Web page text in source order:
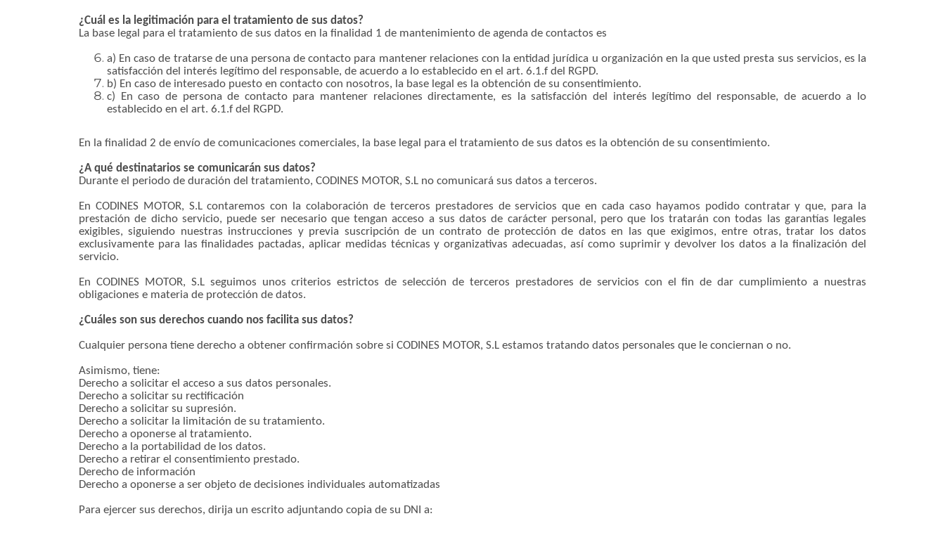
¿Cuál es la legitimación para el tratamiento de sus datos?
La base legal para el tratamiento de sus datos en la finalidad 1 de mantenimiento de agenda de contactos es
a) En caso de tratarse de una persona de contacto para mantener relaciones con la entidad jurídica u organización en la que usted presta sus servicios, es la
satisfacción del interés legítimo del responsable, de acuerdo a lo establecido en el art. 6.1.f del RGPD.
b) En caso de interesado puesto en contacto con nosotros, la base legal es la obtención de su consentimiento.
c) En caso de persona de contacto para mantener relaciones directamente, es la satisfacción del interés legítimo del responsable, de acuerdo a lo
establecido en el art. 6.1.f del RGPD.
En la finalidad 2 de envío de comunicaciones comerciales, la base legal para el tratamiento de sus datos es la obtención de su consentimiento.
¿A qué destinatarios se comunicarán sus datos?
Durante el periodo de duración del tratamiento, CODINES MOTOR, S.L no comunicará sus datos a terceros.
En CODINES MOTOR, S.L contaremos con la colaboración de terceros prestadores de servicios que en cada caso hayamos podido contratar y que, para la
prestación de dicho servicio, puede ser necesario que tengan acceso a sus datos de carácter personal, pero que los tratarán con todas las garantías legales
exigibles, siguiendo nuestras instrucciones y previa suscripción de un contrato de protección de datos en las que exigimos, entre otras, tratar los datos
exclusivamente para las finalidades pactadas, aplicar medidas técnicas y organizativas adecuadas, así como suprimir y devolver los datos a la finalización del
servicio.
En CODINES MOTOR, S.L seguimos unos criterios estrictos de selección de terceros prestadores de servicios con el fin de dar cumplimiento a nuestras
obligaciones e materia de protección de datos.
¿Cuáles son sus derechos cuando nos facilita sus datos?
Cualquier persona tiene derecho a obtener confirmación sobre si CODINES MOTOR, S.L estamos tratando datos personales que le conciernan o no.
Asimismo, tiene:
Derecho a solicitar el acceso a sus datos personales.
Derecho a solicitar su rectificación
Derecho a solicitar su supresión.
Derecho a solicitar la limitación de su tratamiento.
Derecho a oponerse al tratamiento.
Derecho a la portabilidad de los datos.
Derecho a retirar el consentimiento prestado.
Derecho de información
Derecho a oponerse a ser objeto de decisiones individuales automatizadas
Para ejercer sus derechos, dirija un escrito adjuntando copia de su DNI a: